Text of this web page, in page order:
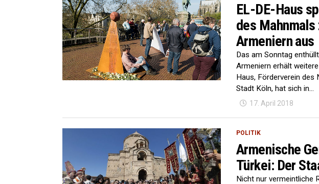
EL-DE-Haus
des Mahnmals
Armeniern aus
Das am Sonntag
Armeniern erhält
Haus, Förderverein
Stadt Köln, hat sich in...
17. April 2018
POLITIK
Armenische
Türkei: Der
Nicht nur vermeintliche